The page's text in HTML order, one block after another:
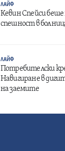
ЛАЙФ
Кевин Спейси
спешност в
ЛАЙФ
Потребителски
Навигиране в
на заемите